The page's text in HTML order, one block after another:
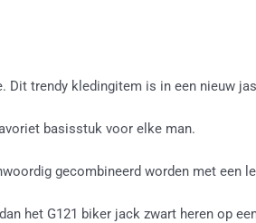
trendy kledingitem is in een nieuw
basisstuk voor elke man.
gecombineerd worden met een
het G121 biker jack zwart heren op